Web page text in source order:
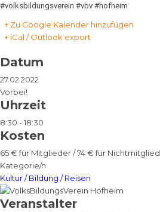
#volksbildungsverein #vbv #hofheim
+ Zu Google Kalender hinzufügen
+ iCal / Outlook export
Datum
27.02.2022
Vorbei!
Uhrzeit
8:30 - 18:30
Kosten
65 € für Mitglieder / 74 € für Nichtmitglied
Kategorie/n
Kultur / Bildung / Reisen
Veranstalter